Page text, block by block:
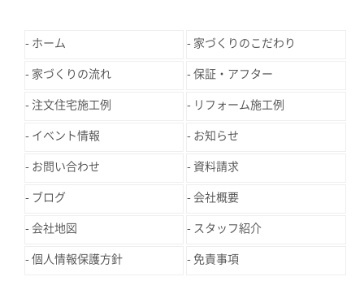
ホーム 家づくりのこだわり
家づくりの流れ 保証・アフター
注文住宅施工例 リフォーム施工例
イベント情報 お知らせ
お問い合わせ 資料請求
ブログ 会社概要
会社地図 スタッフ紹介
個人情報保護方針 免責事項